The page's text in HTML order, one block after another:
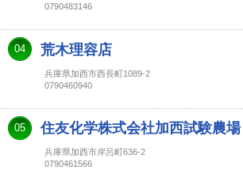
0790483146
04 荒木理容店
兵庫県加西市西長町1089-2
0790460940
05 住友化学株式会社加西試験農場
兵庫県加西市岸呂町636-2
0790461566